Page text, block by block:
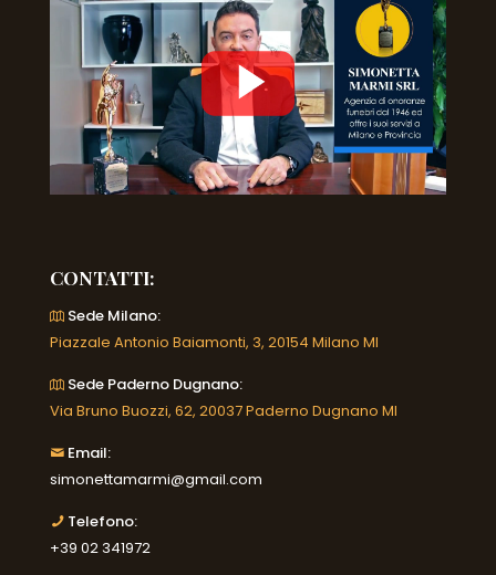
CONTATTI:
Sede Milano:
Piazzale Antonio Baiamonti, 3, 20154 Milano MI
Sede Paderno Dugnano:
Via Bruno Buozzi, 62, 20037 Paderno Dugnano MI
Email:
simonettamarmi@gmail.com
Telefono:
+39 02 341972